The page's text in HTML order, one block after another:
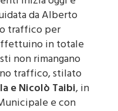
da Alberto
traffico per
in totale
non rimangano
traffico, stilato
e Nicolò Taibi, in
e con